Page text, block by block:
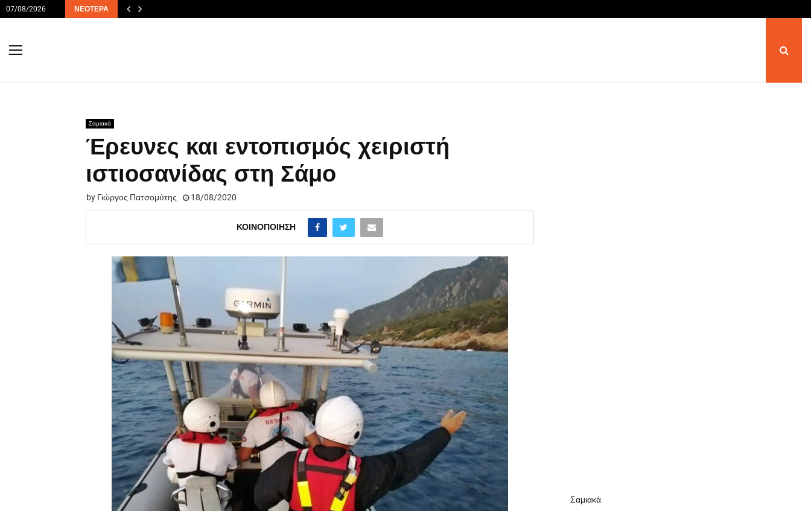
07/08/2026 ΝΕΌΤΕΡΑ
Σαμιακά
Έρευνες και εντοπισμός χειριστή
ιστιοσανίδας στη Σάμο
by Γιώργος Πατσομύτης 18/08/2020
ΚΟΙΝΟΠΟΊΗΣΗ
Σαμιακά